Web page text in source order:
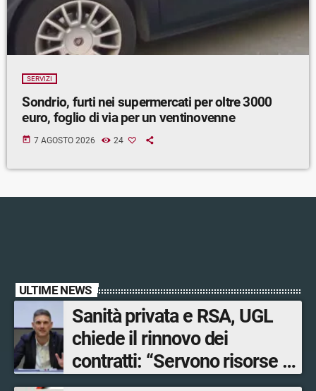
SERVIZI
Sondrio, furti nei supermercati per oltre 3000
euro, foglio di via per un ventinovenne
today 7 AGOSTO 2026 24
ULTIME NEWS
Sanità privata e RSA, UGL
chiede il rinnovo dei
contratti: “Servono risorse e
salari adeguati”